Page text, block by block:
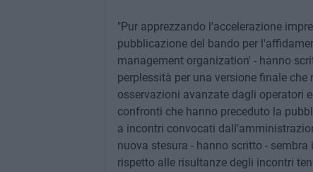
"Pur apprezzando l'accelerazione
pubblicazione del bando per
management organization' - hanno
perplessità per una versione finale
osservazioni avanzate dagli operatori
confronti che hanno preceduto la
a incontri convocati
nuova stesura - hanno scritto -
rispetto alle risultanze degli incontri